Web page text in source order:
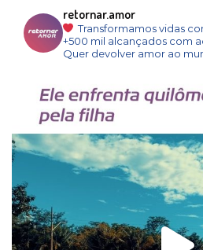
retornar.amor
Transformamos vidas
+500 mil alcançados com
Quer devolver amor ao